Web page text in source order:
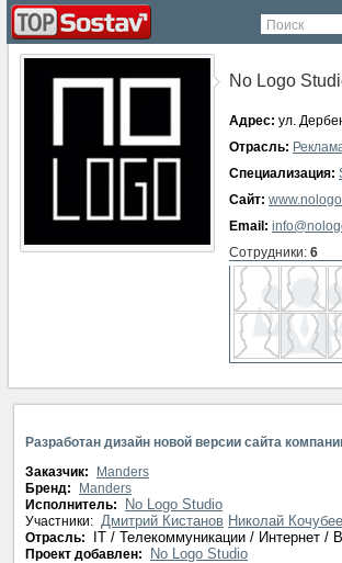
Поиск
No Logo
Адрес: ул.
Отрасль:
Специализация:
Сайт:
Email:
Сотрудники: 6
нет данных
Разработан дизайн новой версии сайта
Заказчик:
Manders
Бренд:
Manders
Исполнитель:
No Logo Studio
Участники: Дмитрий Кистанов Николай
Отрасль: IT / Телекоммуникации / Интернет /
Проект добавлен: No Logo Studio